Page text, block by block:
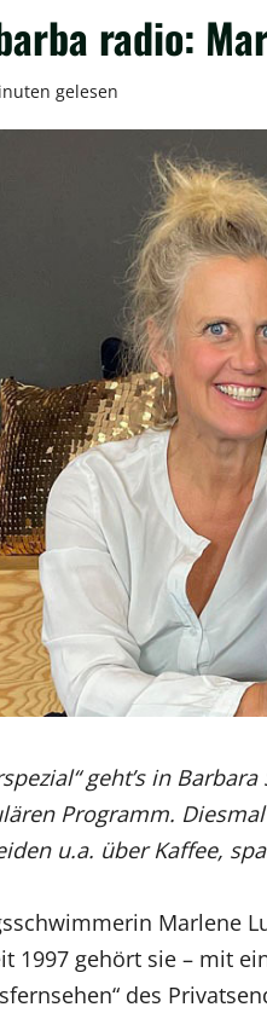
radio:
gelesen
geht’s in
Programm.
u.a. über Kaffee,
Marlene
1997 gehört sie – mit
des